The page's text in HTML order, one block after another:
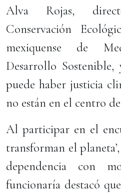
Alva Rojas,
Conservación
mexiquense de
Desarrollo
puede haber justicia
no están en el centro
Al participar en el
transforman el
dependencia con
funcionaría destacó